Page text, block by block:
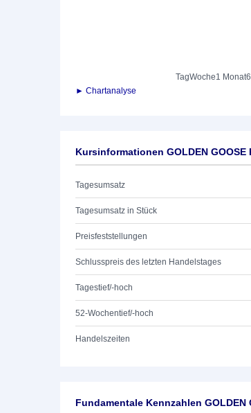
TagWoche1 Monat
► Chartanalyse
Kursinformationen GOLDEN GOOSE
Tagesumsatz
Tagesumsatz in Stück
Preisfeststellungen
Schlusspreis des letzten Handelstages
Tagestief/-hoch
52-Wochentief/-hoch
Handelszeiten
Fundamentale Kennzahlen GOLDEN